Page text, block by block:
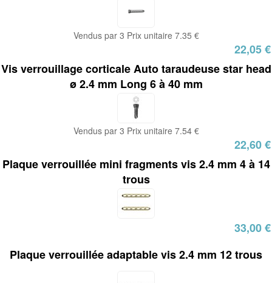
Vendus par 3 Prix unitaire 7.35 €
22,05 €
Vis verrouillage corticale Auto taraudeuse star head
ø 2.4 mm Long 6 à 40 mm
Vendus par 3 Prix unitaire 7.54 €
22,60 €
Plaque verrouillée mini fragments vis 2.4 mm 4 à 14
trous
33,00 €
Plaque verrouillée adaptable vis 2.4 mm 12 trous